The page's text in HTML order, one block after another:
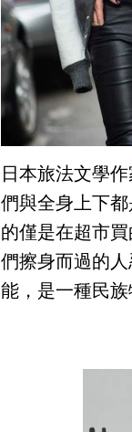
日本旅法文學
們與全身上下
的僅是在超市
們擦身而過的
能，是一種民族